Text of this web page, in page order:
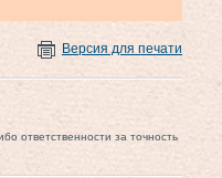
Версия для печати
ответственности за точность